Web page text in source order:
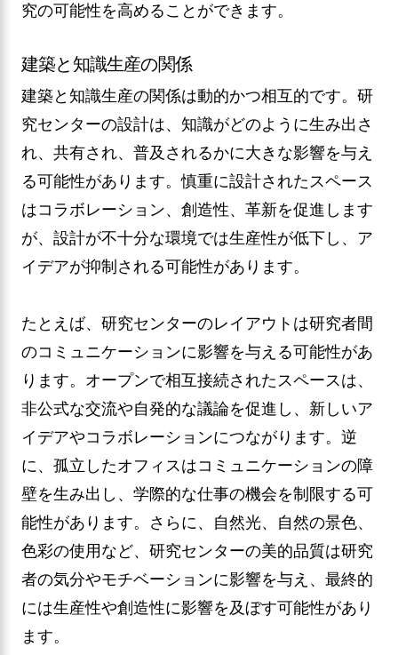
究の可能性を高めることができます。
建築と知識生産の関係
建築と知識生産の関係は動的かつ相互的です。研
究センターの設計は、知識がどのように生み出さ
れ、共有され、普及されるかに大きな影響を与え
る可能性があります。慎重に設計されたスペース
はコラボレーション、創造性、革新を促進します
が、設計が不十分な環境では生産性が低下し、ア
イデアが抑制される可能性があります。
たとえば、研究センターのレイアウトは研究者間
のコミュニケーションに影響を与える可能性があ
ります。オープンで相互接続されたスペースは、
非公式な交流や自発的な議論を促進し、新しいア
イデアやコラボレーションにつながります。逆
に、孤立したオフィスはコミュニケーションの障
壁を生み出し、学際的な仕事の機会を制限する可
能性があります。さらに、自然光、自然の景色、
色彩の使用など、研究センターの美的品質は研究
者の気分やモチベーションに影響を与え、最終的
には生産性や創造性に影響を及ぼす可能性があり
ます。